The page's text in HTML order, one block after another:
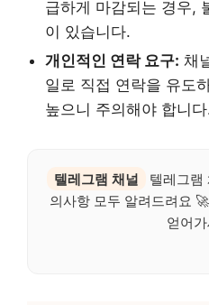
급하게 마감되는 경우,
이 있습니다.
개인적인 연락 요구: 채
일로 직접 연락을 유도
높으니 주의해야 합니
텔레그램 채널
텔레그램
의사항 모두 알려드려요
얻어